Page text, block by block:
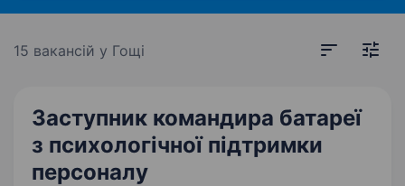
15 вакансій у Гощі
Заступник командира батареї
з психологічної підтримки
персоналу